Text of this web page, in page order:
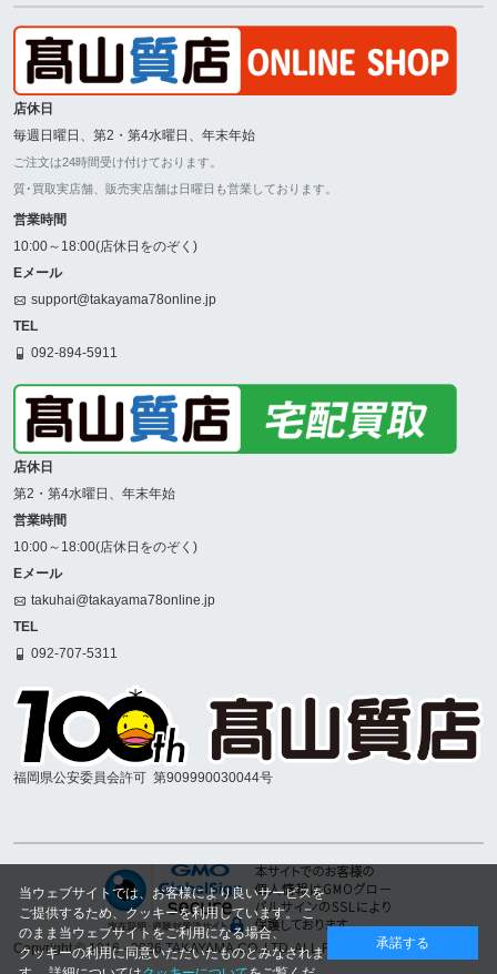
店休日
毎週日曜日、第2・第4水曜日、年末年始
ご注文は24時間受け付けております。
質･買取実店舗、販売実店舗は日曜日も営業しております。
営業時間
10:00～18:00(店休日をのぞく)
Eメール
support@takayama78online.jp
TEL
092-894-5911
店休日
第2・第4水曜日、年末年始
営業時間
10:00～18:00(店休日をのぞく)
Eメール
takuhai@takayama78online.jp
TEL
092-707-5311
福岡県公安委員会許可 第909990030044号
Copyright © 1916- 2026 TAKAYAMA.CO.,LTD. ALL RIGHTS RESERVED.
当ウェブサイトでは、お客様により良いサービスを
ご提供するため、クッキーを利用しています。 こ
のまま当ウェブサイトをご利用になる場合、
クッキーの利用に同意いただいたものとみなされま
承諾する